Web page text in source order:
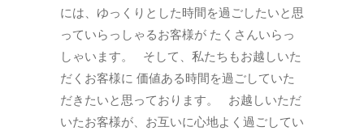
には、ゆっくりとした時間を過ごしたいと思
っていらっしゃるお客様が たくさんいらっ
しゃいます。 そして、私たちもお越しいた
だくお客様に 価値ある時間を過ごしていた
だきたいと思っております。 お越しいただ
いたお客様が、お互いに心地よく過ごしてい